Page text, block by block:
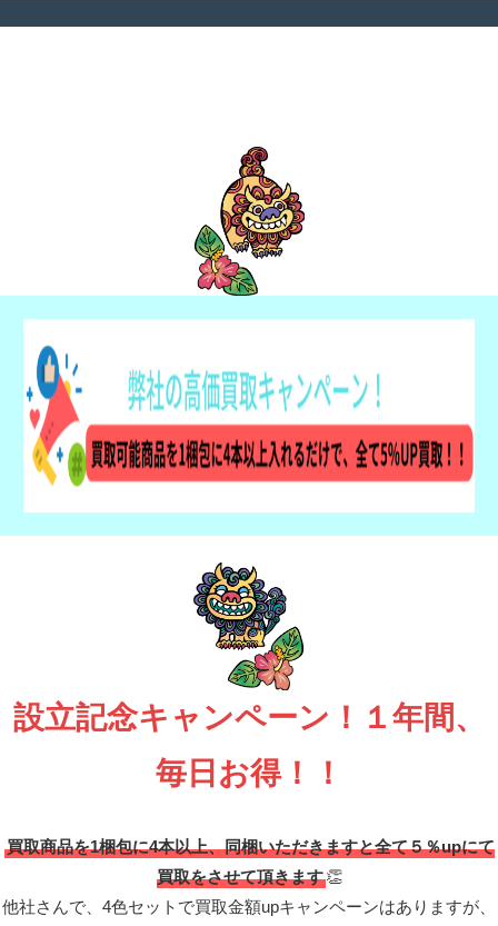
設立記念キャンペーン！１年間、
毎日お得！！
買取商品を1梱包に4本以上、同梱いただきますと全て５％upにて
買取をさせて頂きます👏
他社さんで、4色セットで買取金額upキャンペーンはありますが、